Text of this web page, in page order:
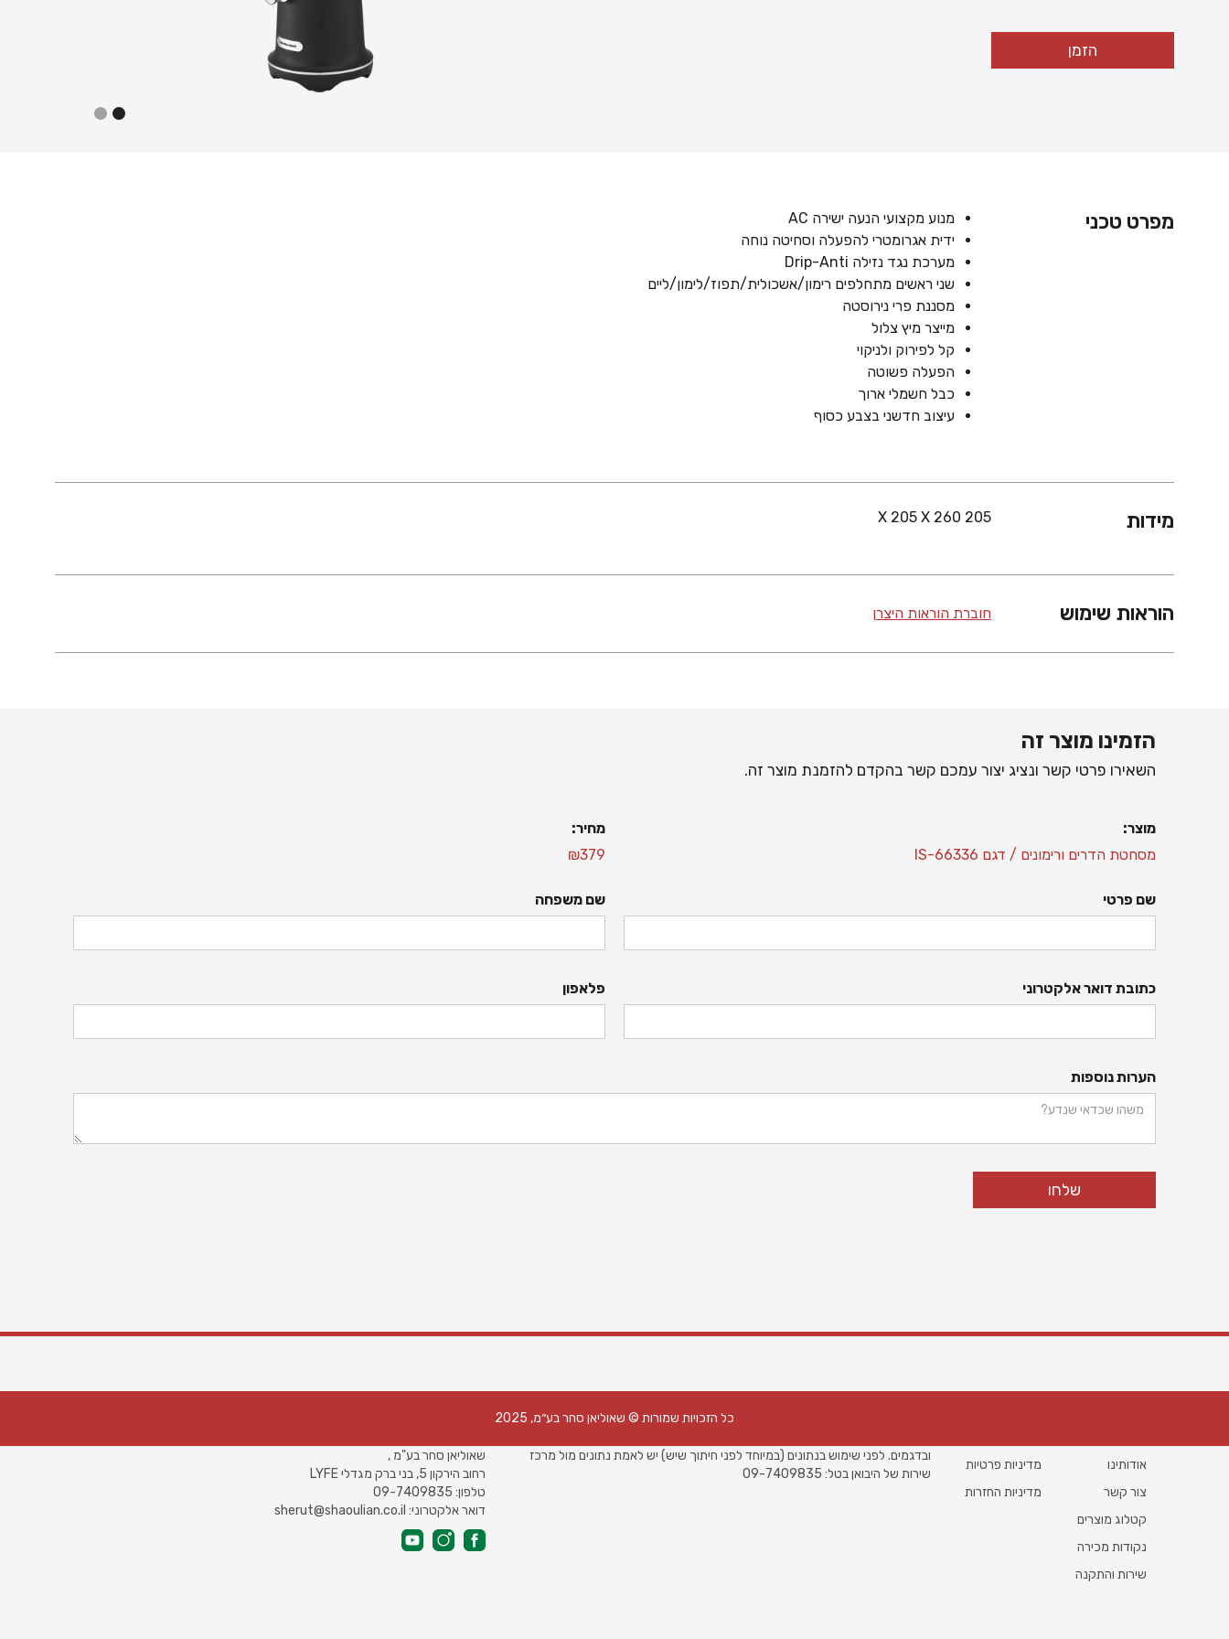
הזמן
Slide 2 of 2.
מפרט טכני
מנוע מקצועי הנעה ישירה AC
ידית אגרומטרי להפעלה וסחיטה נוחה
מערכת נגד נזילה Drip-Anti
שני ראשים מתחלפים רימון/אשכולית/תפוז/לימון/ליים
מסננת פרי נירוסטה
מייצר מיץ צלול
קל לפירוק ולניקוי
הפעלה פשוטה
כבל חשמלי ארוך
עיצוב חדשני בצבע כסוף
מידות 205 X 205 X 260
הוראות שימוש חוברת הוראות היצרן
הזמינו מוצר זה
השאירו פרטי קשר ונציג יצור עמכם קשר בהקדם להזמנת מוצר זה.
מוצר:
מסחטת הדרים ורימונים / דגם 66336-IS
מחיר:
₪379
שם פרטי שם משפחה
כתובת דואר אלקטרוני פלאפון
הערות נוספות
אודותינו
צור קשר
קטלוג מוצרים
נקודות מכירה
שירות והתקנה
מדיניות פרטיות
מדיניות החזרות
ובדגמים. לפני שימוש בנתונים (במיוחד לפני חיתוך שיש) יש לאמת נתונים מול מרכז
שירות של היבואן בטל: 09-7409835
שאוליאן סחר בע"מ ,
רחוב הירקון 5, בני ברק מגדלי LYFE
טלפון: 09-7409835
דואר אלקטרוני: sherut@shaoulian.co.il
כל הזכויות שמורות © שאוליאן סחר בע״מ, 2025